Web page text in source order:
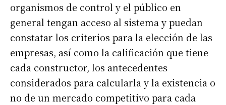
organismos de control y el público en
general tengan acceso al sistema y puedan
constatar los criterios para la elección de las
empresas, así como la calificación que tiene
cada constructor, los antecedentes
considerados para calcularla y la existencia o
no de un mercado competitivo para cada